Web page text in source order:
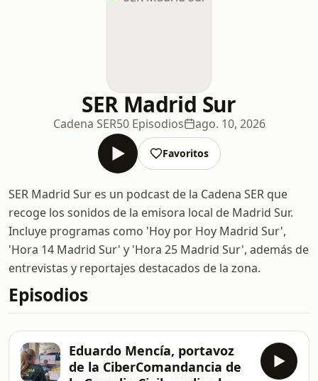
SER Madrid Sur
Cadena SER50 Episodios ago. 10, 2026
Favoritos
SER Madrid Sur es un podcast de la Cadena SER que
recoge los sonidos de la emisora local de Madrid Sur.
Incluye programas como 'Hoy por Hoy Madrid Sur',
'Hora 14 Madrid Sur' y 'Hora 25 Madrid Sur', además de
entrevistas y reportajes destacados de la zona.
Episodios
Eduardo Mencía, portavoz
de la CiberComandancia de